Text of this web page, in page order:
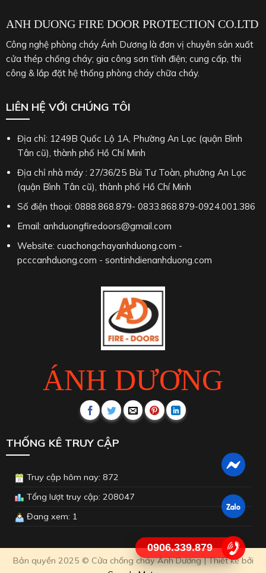
ANH DUONG FIRE DOOR PROTECTION CO.LTD
Công nghệ phòng cháy Ánh Dương là đơn vị chuyên sản xuất
cửa thép chống cháy; gia công sơn tĩnh điện; cung cấp, thi
công & lắp đặt hệ thống phòng cháy chữa cháy.
ÁNH DƯƠNG
LIÊN HỆ VỚI CHÚNG TÔI
Địa chỉ: 1249B Quốc Lộ 1A, Phường An Lạc (quận Bình
Tân cũ), thành phố Hồ Chí Minh
Địa chỉ nhà máy : 27/36/25 Bùi Tư Toàn, phường An Lạc
(quận Bình Tân cũ), thành phố Hồ Chí Minh
Số điện thoại: 0888.868.879- 0833.868.879-0924.001.386
Email: anhduongfiredoors@gmail.com
Website: cuachongchayanhduong.com -
pcccanhduong.com - sontinhdienanhduong.com
THỐNG KÊ TRUY CẬP
Truy cập hôm nay: 872
Tổng lượt truy cập: 208047
Đang xem: 1
Bản quyền 2025 © Cửa chống cháy Ánh Dương | Thiết kế bởi
0906.339.879